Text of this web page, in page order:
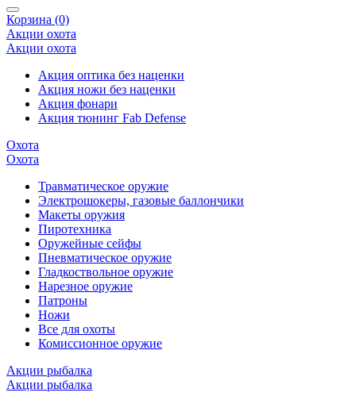
Корзина (0)
Акции охота
Акции охота
Акция оптика без наценки
Акция ножи без наценки
Акция фонари
Акция тюнинг Fab Defense
Охота
Охота
Травматическое оружие
Электрошокеры, газовые баллончики
Макеты оружия
Пиротехника
Оружейные сейфы
Пневматическое оружие
Гладкоствольное оружие
Нарезное оружие
Патроны
Ножи
Все для охоты
Комиссионное оружие
Акции рыбалка
Акции рыбалка